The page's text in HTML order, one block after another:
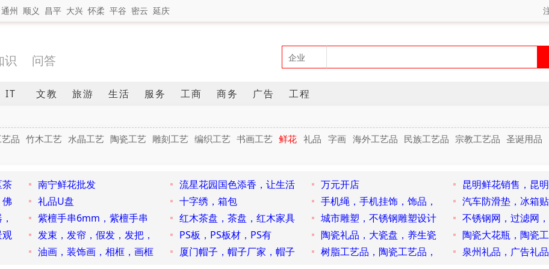
通州 顺义 昌平 大兴 怀柔 平谷 密云 延庆
识 问答
IT 文教 旅游 生活 服务 工商 商务 广告 工程
品 竹木工艺 水晶工艺 陶瓷工艺 雕刻工艺 编织工艺 书画工艺 鲜花 礼品 字画 海外工艺品 民族工艺品 宗教工艺品 圣诞用品
茶 南宁鲜花批发 流星花园国色添香，让生活 万元开店
昆明鲜花销售，昆
礼品U盘 十字绣，箱包 手机绳，手机挂饰，饰品，
汽车防滑垫，冰箱
紫檀手串6mm，紫檀手串 红木茶盘，茶盘，红木家具 城市雕塑，不锈钢雕塑设计
不锈钢网，过滤网
观 发束，发帘，假发，发把， PS板，PS板材，PS有 陶瓷礼品，大瓷盘，养生瓷
陶瓷大花瓶，陶瓷
油画，装饰画，相框，画框 厦门帽子，帽子厂家，帽子 树脂工艺品，陶瓷工艺品， 泉州礼品，广告礼